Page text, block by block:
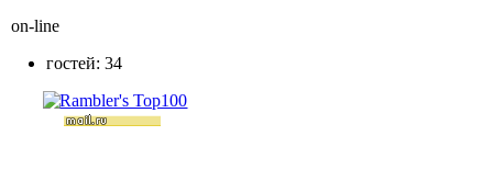
on-line
гостей: 34